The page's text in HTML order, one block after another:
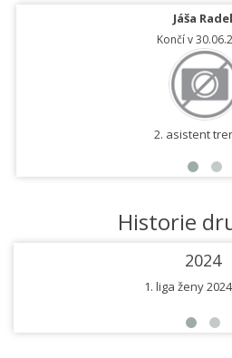
Jáša
Končí v
2. asistent
Historie
2024
1. liga ženy